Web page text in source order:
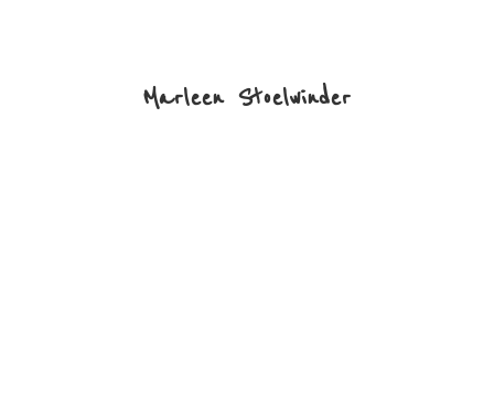
Marleen Stoelwinder